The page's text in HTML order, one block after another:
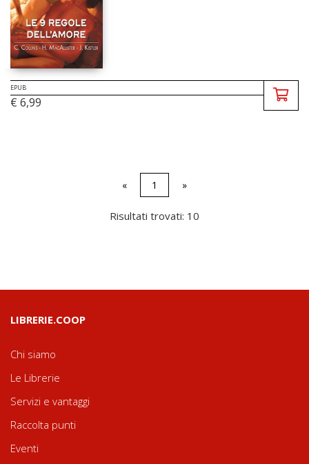
EPUB
€ 6,99
« 1 »
Risultati trovati: 10
LIBRERIE.COOP
Chi siamo
Le Librerie
Servizi e vantaggi
Raccolta punti
Eventi